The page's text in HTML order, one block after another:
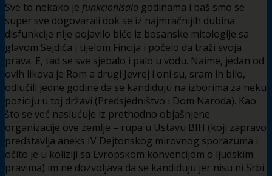
Sve to nekako je funkcionisalo godinama i baš smo se
super sve dogovarali dok se iz najmračnijih dubina
disfunkcije nije pojavilo biće iz bosanske mitologije sa
glavom Sejdića i tijelom Fincija i počelo da traži svoja
prava. E, tad se sve sjebalo i palo u vodu. Naime, jedan od
ovih likova je Rom a drugi Jevrej i oni su, sram ih bilo,
odlučili jedne godine da se kandiduju na izborima za neku
poziciju u toj državi (Predsjedništvo i Dom Naroda). Kao
što se već naslućuje iz prethodno objašnjene
organizacije ove zemlje – rupa u Ustavu BIH (koji zapravo
predstavlja aneks IV Dejtonskog mirovnog sporazuma i
očito je u koliziji sa Evropskom konvencijom o ljudskim
pravima) im ne dozvoljava da se kandiduju jer nisu ni Srbi